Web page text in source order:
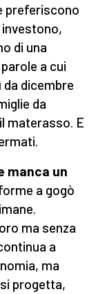
preferiscono
di una
a cui
dicembre
da
materasso. E
manca un
a gogò
ma senza
a
ma
progetta,